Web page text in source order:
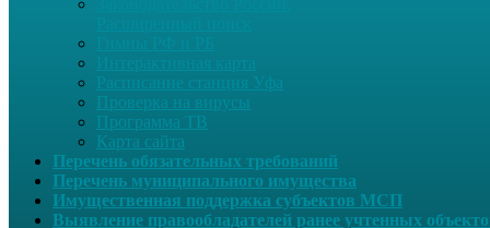
Расписание станция Уфа
Проверка на вирусы
Программа ТВ
Карта сайта
Перечень обязательных требований
Перечень муниципального имущества
Имущественная поддержка субъектов МСП
Выявление правообладателей ранее учтенных